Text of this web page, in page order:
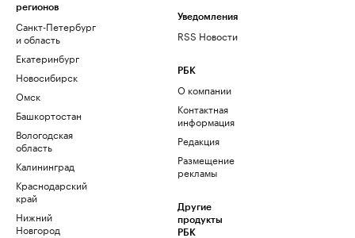
регионов
Санкт-Петербург
и область
Екатеринбург
Новосибирск
Омск
Башкортостан
Вологодская
область
Калининград
Краснодарский
край
Нижний
Новгород
Уведомления
RSS Новости
РБК
О компании
Контактная
информация
Редакция
Размещение
рекламы
Другие
продукты
РБК